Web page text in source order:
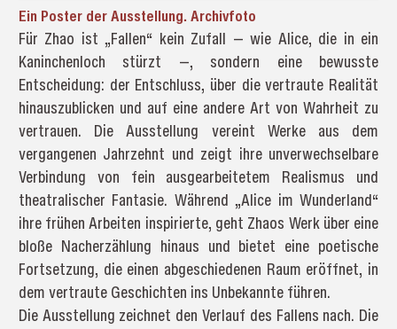
Ein Poster der Ausstellung. Archivfoto
Für Zhao ist „Fallen“ kein Zufall — wie Alice, die in ein
Kaninchenloch stürzt —, sondern eine bewusste
Entscheidung: der Entschluss, über die vertraute Realität
hinauszublicken und auf eine andere Art von Wahrheit zu
vertrauen. Die Ausstellung vereint Werke aus dem
vergangenen Jahrzehnt und zeigt ihre unverwechselbare
Verbindung von fein ausgearbeitetem Realismus und
theatralischer Fantasie. Während „Alice im Wunderland“
ihre frühen Arbeiten inspirierte, geht Zhaos Werk über eine
bloße Nacherzählung hinaus und bietet eine poetische
Fortsetzung, die einen abgeschiedenen Raum eröffnet, in
dem vertraute Geschichten ins Unbekannte führen.
Die Ausstellung zeichnet den Verlauf des Fallens nach. Die